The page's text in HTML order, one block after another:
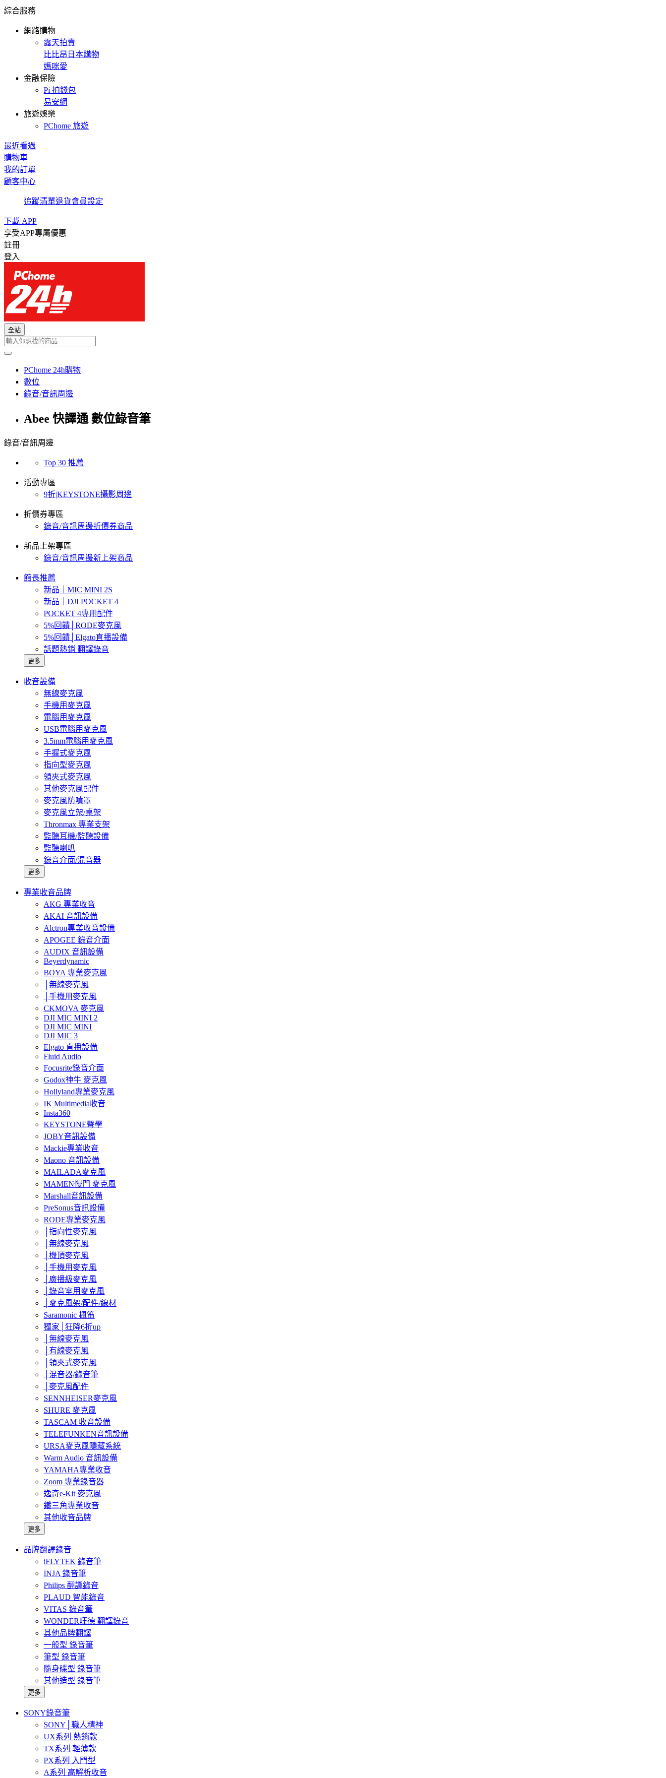
綜合服務
網路購物
露天拍賣
比比昂日本購物
媽咪愛
金融保險
Pi 拍錢包
易安網
旅遊娛樂
PChome 旅遊
最近看過
購物車
我的訂單
顧客中心
追蹤清單退貨會員設定
下載 APP
享受APP專屬優惠
註冊
登入
全站
PChome 24h購物
數位
錄音/音訊周邊
Abee 快譯通 數位錄音筆
錄音/音訊周邊
Top 30 推薦
活動專區
9折|KEYSTONE攝影周邊
折價券專區
錄音/音訊周邊折價券商品
新品上架專區
錄音/音訊周邊新上架商品
館長推薦
新品｜MIC MINI 2S
新品｜DJI POCKET 4
POCKET 4專用配件
5%回饋│RODE麥克風
5%回饋│Elgato直播設備
話題熱銷 翻譯錄音
更多
收音設備
無線麥克風
手機用麥克風
電腦用麥克風
USB電腦用麥克風
3.5mm電腦用麥克風
手握式麥克風
指向型麥克風
領夾式麥克風
其他麥克風配件
麥克風防噴罩
麥克風立架/桌架
Thronmax 專業支架
監聽耳機/監聽設備
監聽喇叭
錄音介面/混音器
更多
專業收音品牌
AKG 專業收音
AKAI 音訊設備
Alctron專業收音設備
APOGEE 錄音介面
AUDIX 音訊設備
Beyerdynamic
BOYA 專業麥克風
│無線麥克風
│手機用麥克風
CKMOVA 麥克風
DJI MIC MINI 2
DJI MIC MINI
DJI MIC 3
Elgato 直播設備
Fluid Audio
Focusrite錄音介面
Godox神牛 麥克風
Hollyland專業麥克風
IK Multimedia收音
Insta360
KEYSTONE聲學
JOBY音訊設備
Mackie專業收音
Maono 音訊設備
MAILADA麥克風
MAMEN慢門 麥克風
Marshall音訊設備
PreSonus音訊設備
RODE專業麥克風
│指向性麥克風
│無線麥克風
│機頂麥克風
│手機用麥克風
│廣播級麥克風
│錄音室用麥克風
│麥克風架/配件/線材
Saramonic 楓笛
獨家│狂降6折up
│無線麥克風
│有線麥克風
│領夾式麥克風
│混音器/錄音筆
│麥克風配件
SENNHEISER麥克風
SHURE 麥克風
TASCAM 收音設備
TELEFUNKEN音訊設備
URSA麥克風隱藏系統
Warm Audio 音訊設備
YAMAHA專業收音
Zoom 專業錄音器
逸奇e-Kit 麥克風
鐵三角專業收音
其他收音品牌
更多
品牌翻譯錄音
iFLYTEK 錄音筆
INJA 錄音筆
Philips 翻譯錄音
PLAUD 智能錄音
VITAS 錄音筆
WONDER旺德 翻譯錄音
其他品牌翻譯
一般型 錄音筆
筆型 錄音筆
隨身碟型 錄音筆
其他造型 錄音筆
更多
SONY錄音筆
SONY│職人精神
UX系列 熱銷款
TX系列 輕薄款
PX系列 入門型
A系列 高解析收音